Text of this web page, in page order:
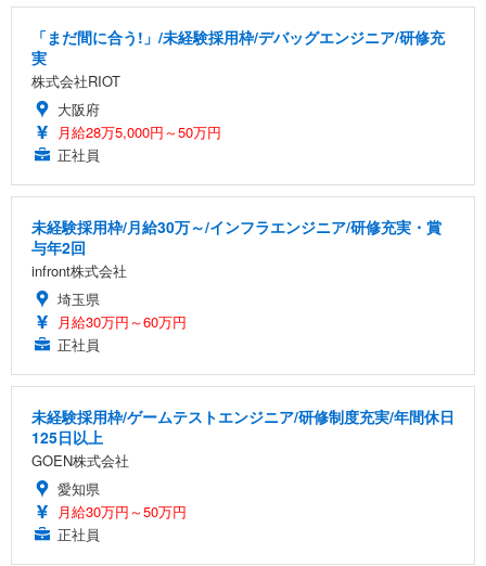
「まだ間に合う!」/未経験採用枠/デバッグエンジニア/研修充
実
株式会社RIOT
大阪府
月給28万5,000円～50万円
正社員
未経験採用枠/月給30万～/インフラエンジニア/研修充実・賞
与年2回
infront株式会社
埼玉県
月給30万円～60万円
正社員
未経験採用枠/ゲームテストエンジニア/研修制度充実/年間休日
125日以上
GOEN株式会社
愛知県
月給30万円～50万円
正社員